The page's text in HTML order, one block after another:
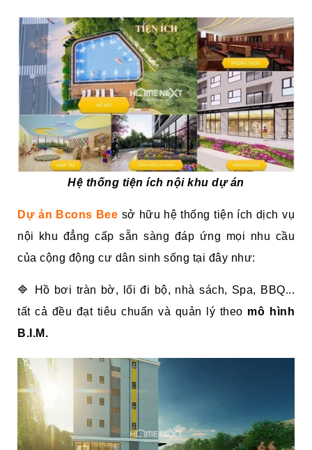
Hệ thống tiện ích nội khu dự án
Dự án Bcons Bee sở hữu hệ thống tiện ích dịch vụ
nội khu đẳng cấp sẵn sàng đáp ứng mọi nhu cầu
của cộng động cư dân sinh sống tại đây như:
🔷 Hồ bơi tràn bờ, lối đi bộ, nhà sách, Spa, BBQ...
tất cả đều đạt tiêu chuẩn và quản lý theo mô hình
B.I.M.